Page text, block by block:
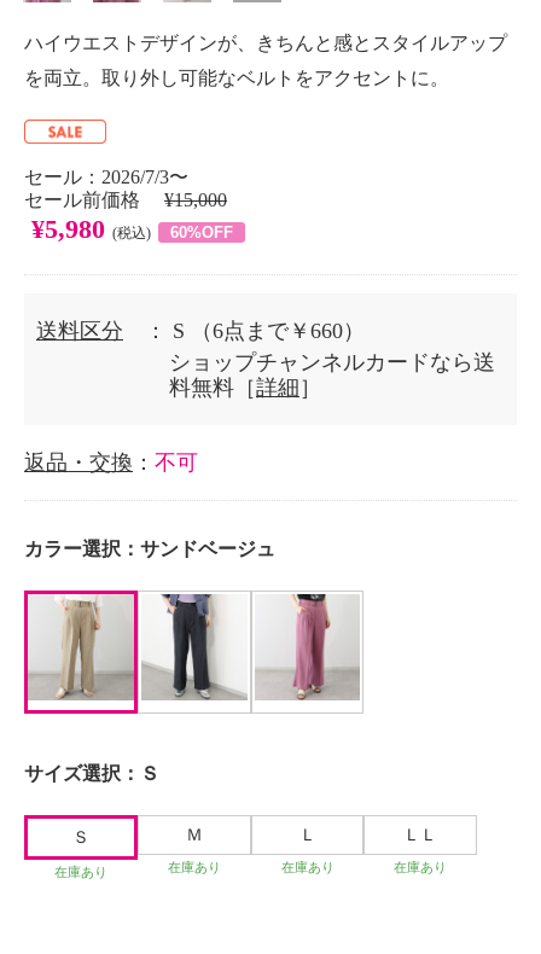
ハイウエストデザインが、きちんと感とスタイルアップ
を両立。取り外し可能なベルトをアクセントに。
セール：2026/7/3〜
セール前価格 ¥15,000
¥5,980 (税込) 60%OFF
送料区分 ： S
（6点まで￥660）
ショップチャンネルカードなら送
料無料［詳細 ］
返品・交換 ： 不可
カラー選択： サンドベージュ
サイズ選択： Ｓ
Ｓ
在庫あり
Ｍ
在庫あり
Ｌ
在庫あり
ＬＬ
在庫あり